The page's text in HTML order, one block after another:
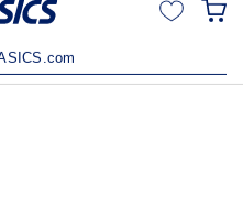
เมื่อซื้อสินค้าครบ 3,500